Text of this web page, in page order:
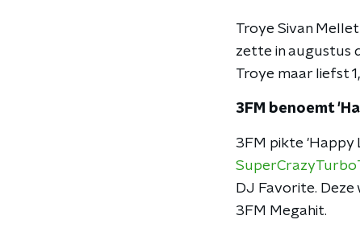
Troye Sivan
zette in augustus
Troye maar liefst
3FM benoemt
3FM pikte 'Happy
DJ Favorite.
3FM Megahit.